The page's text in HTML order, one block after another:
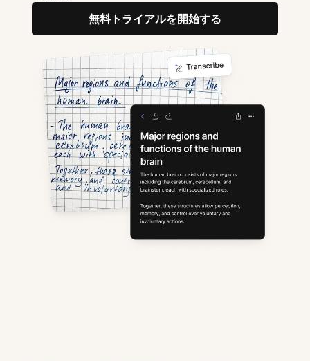
無料トライアルを開始する